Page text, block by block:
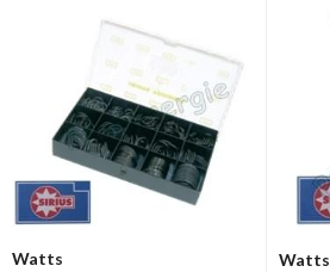
Watts
Watts